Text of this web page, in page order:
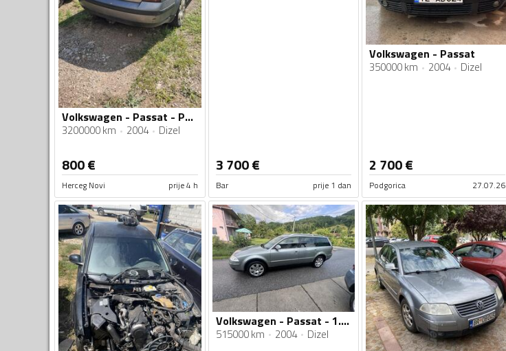
Volkswagen - Passat - PASSAT 1.9TDI
3200000 km 2004 Dizel
800€
Herceg Novi prije 4 h
3 700€
Bar prije 1 dan
Volkswagen - Passat
350000 km 2004 Dizel
2 700€
Podgorica 27.07.26
Volkswagen - Passat - 1.9tdi
515000 km 2004 Dizel